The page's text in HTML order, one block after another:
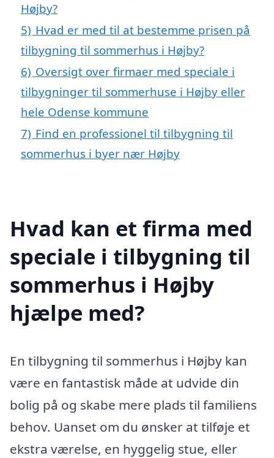
Højby?
5) Hvad er med til at bestemme prisen på
tilbygning til sommerhus i Højby?
6) Oversigt over firmaer med speciale i
tilbygninger til sommerhuse i Højby eller
hele Odense kommune
7) Find en professionel til tilbygning til
sommerhus i byer nær Højby
Hvad kan et firma med
speciale i tilbygning til
sommerhus i Højby
hjælpe med?
En tilbygning til sommerhus i Højby kan
være en fantastisk måde at udvide din
bolig på og skabe mere plads til familiens
behov. Uanset om du ønsker at tilføje et
ekstra værelse, en hyggelig stue, eller